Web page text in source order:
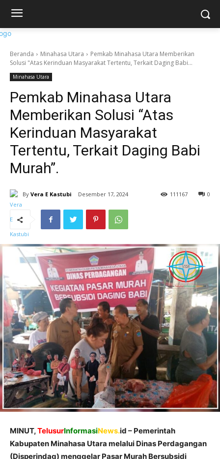
Beranda Minahasa Utara
Pemkab Minahasa Utara Memberikan
Solusi "Atas Kerinduan Masyarakat Tertentu, Terkait Daging Babi...
Minahasa Utara
Pemkab Minahasa Utara
Memberikan Solusi “Atas
Kerinduan Masyarakat
Tertentu, Terkait Daging Babi
Murah”.
By Vera E Kastubi Desember 17, 2024 0
11 1167
MINUT,TelusurInformasiNews.id – Pemerintah
Kabupaten Minahasa Utara melalui Dinas Perdagangan
(Disperindag) menggelar Pasar Murah Bersubsidi